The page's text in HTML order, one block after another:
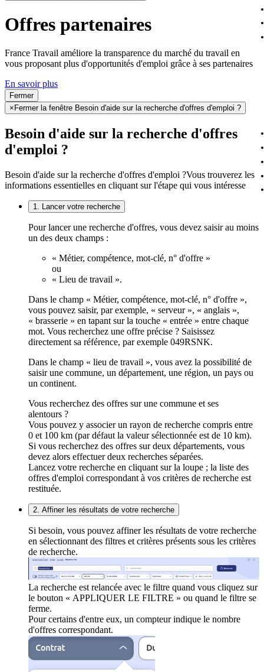
Offres partenaires
France Travail améliore la transparence du marché du travail en
vous proposant plus d'opportunités d'emploi grâce à ses partenaires
En savoir plus
Fermer
× Fermer la fenêtre Besoin d'aide sur la recherche d'offres d'emploi ?
Besoin d'aide sur la recherche d'offres
d'emploi ?
Besoin d'aide sur la recherche d'offres d'emploi ?Vous trouverez les
informations essentielles en cliquant sur l'étape qui vous intéresse
1. Lancer votre recherche
Pour lancer une recherche d'offres, vous devez saisir au moins
un des deux champs :
« Métier, compétence, mot-clé, n° d'offre »
ou
« Lieu de travail ».
Dans le champ « Métier, compétence, mot-clé, n° d'offre »,
vous pouvez saisir, par exemple, « serveur », « anglais »,
« brasserie » en tapant sur la touche « entrée » entre chaque
mot. Vous recherchez une offre précise ? Saisissez
directement sa référence, par exemple 049RSNK.
Dans le champ « lieu de travail », vous avez la possibilité de
saisir une commune, un département, une région, un pays ou
un continent.
Vous recherchez des offres sur une commune et ses
alentours ?
Vous pouvez y associer un rayon de recherche compris entre
0 et 100 km (par défaut la valeur sélectionnée est de 10 km).
Si vous recherchez des offres sur deux départements, vous
devez alors effectuer deux recherches séparées.
Lancez votre recherche en cliquant sur la loupe ; la liste des
offres d'emploi correspondant à vos critères de recherche est
restituée.
2. Affiner les résultats de votre recherche
Si besoin, vous pouvez affiner les résultats de votre recherche
en sélectionnant des filtres et critères présents sous les critères
de recherche.
La recherche est relancée avec le filtre quand vous cliquez sur
le bouton « APPLIQUER LE FILTRE » ou quand le filtre se
ferme.
Pour certains d'entre eux, un compteur indique le nombre
d'offres correspondant.